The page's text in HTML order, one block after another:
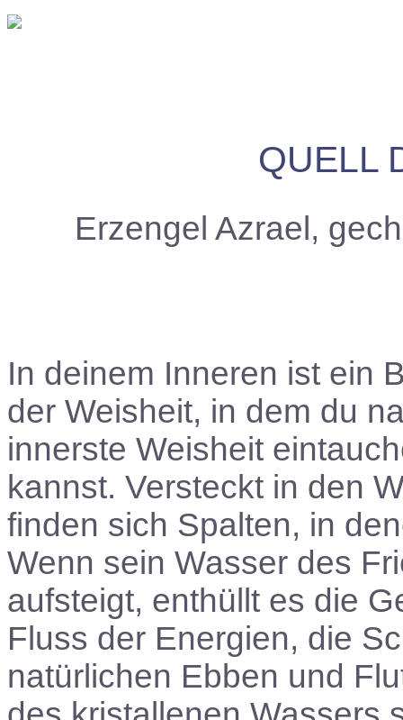
QUELL
Erzengel Azrael,
In deinem Inneren ist ein
der Weisheit, in dem du
innerste Weisheit
kannst. Versteckt in den
finden sich Spalten, in
Wenn sein Wasser des
aufsteigt, enthüllt es die
Fluss der Energien, die
natürlichen Ebben und